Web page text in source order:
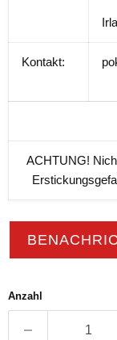
Kontakt:
ACHTUNG!
Anzahl